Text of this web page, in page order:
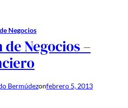
Negocios
Negocios –
Bermúdezonfebrero 5, 2013